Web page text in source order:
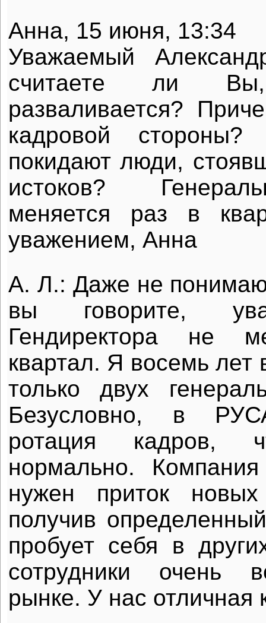
Анна, 15 июня, 13:34
Уважаемый
считаете ли
разваливается?
кадровой
покидают люди,
истоков?
меняется раз в
уважением, Анна
А. Л.: Даже не
вы говорите,
Гендиректора не
квартал. Я восемь
только двух
Безусловно, в
ротация кадров,
нормально.
нужен приток
получив
пробует себя в
сотрудники очень
рынке. У нас отличная